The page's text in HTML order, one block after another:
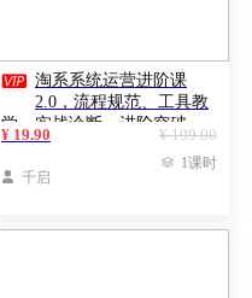
 淘系系统运营进阶课
2.0，流程规范、工具教
学、实战诊断，进阶突破，
打造高盈利店铺模型
¥ 199.00
¥ 19.90
 千启
 1课时